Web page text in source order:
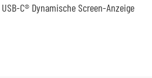
C® Dynamische Screen-Anzeige